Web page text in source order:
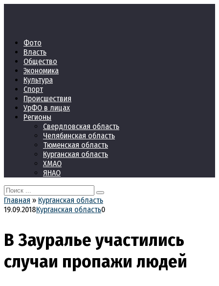
Фото
Власть
Общество
Экономика
Культура
Спорт
Происшествия
УрФО в лицах
Регионы
Свердловская область
Челябинская область
Тюменская область
Курганская область
ХМАО
ЯНАО
Search
for:
Главная » Курганская область
19.09.2018Курганская область0
В Зауралье участились
случаи пропажи людей